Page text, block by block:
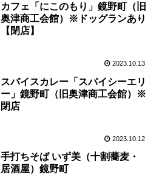
カフェ「にこのもり」鏡野町（旧
奥津商工会館）※ドッグランあり
【閉店】
2023.10.13
スパイスカレー「スパイシーエリ
ー」鏡野町（旧奥津商工会館）※
閉店
2023.10.12
手打ちそば いず美（十割蕎麦・
居酒屋）鏡野町